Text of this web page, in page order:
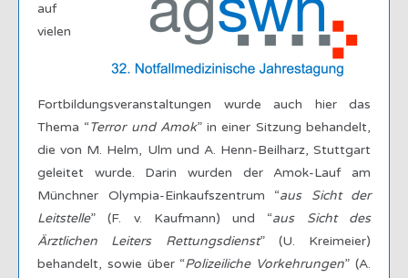
auf
vielen
Fortbildungsveranstaltungen wurde auch hier das
Thema “Terror und Amok” in einer Sitzung behandelt,
die von M. Helm, Ulm und A. Henn-Beilharz, Stuttgart
geleitet wurde. Darin wurden der Amok-Lauf am
Münchner Olympia-Einkaufszentrum “aus Sicht der
Leitstelle” (F. v. Kaufmann) und “aus Sicht des
Ärztlichen Leiters Rettungsdienst” (U. Kreimeier)
behandelt, sowie über “Polizeiliche Vorkehrungen” (A.